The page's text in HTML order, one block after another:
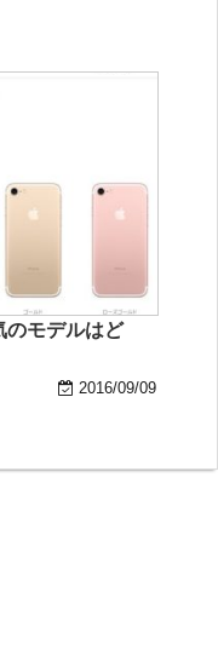
のモデルはど
2016/09/09